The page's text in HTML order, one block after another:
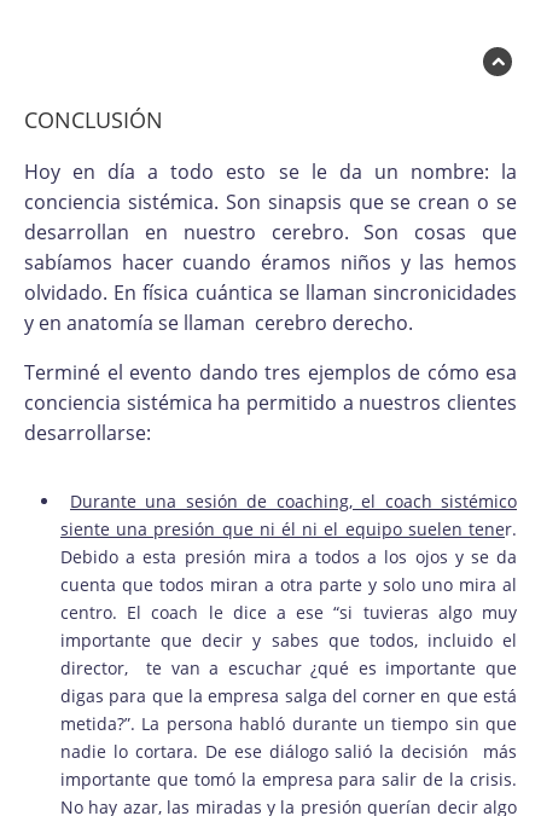
CONCLUSIÓN
Hoy en día a todo esto se le da un nombre: la
conciencia sistémica. Son sinapsis que se crean o se
desarrollan en nuestro cerebro. Son cosas que
sabíamos hacer cuando éramos niños y las hemos
olvidado. En física cuántica se llaman sincronicidades
y en anatomía se llaman cerebro derecho.
Terminé el evento dando tres ejemplos de cómo esa
conciencia sistémica ha permitido a nuestros clientes
desarrollarse:
Durante una sesión de coaching, el coach sistémico
siente una presión que ni él ni el equipo suelen tener.
Debido a esta presión mira a todos a los ojos y se da
cuenta que todos miran a otra parte y solo uno mira al
centro. El coach le dice a ese “si tuvieras algo muy
importante que decir y sabes que todos, incluido el
director, te van a escuchar ¿qué es importante que
digas para que la empresa salga del corner en que está
metida?”. La persona habló durante un tiempo sin que
nadie lo cortara. De ese diálogo salió la decisión más
importante que tomó la empresa para salir de la crisis.
No hay azar, las miradas y la presión querían decir algo